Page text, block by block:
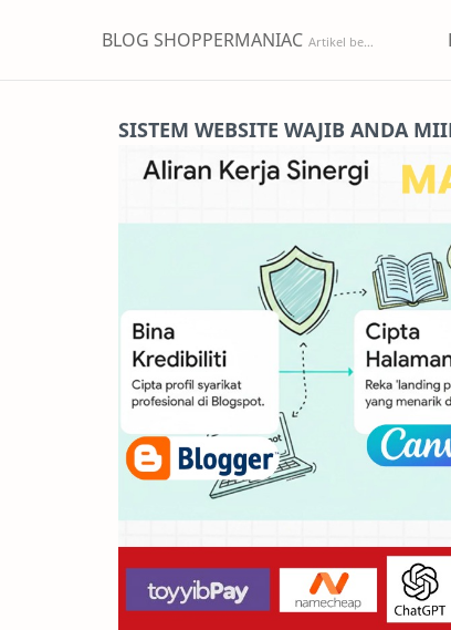
BLOG SHOPPERMANIAC
SISTEM WEBSITE WAJIB ANDA